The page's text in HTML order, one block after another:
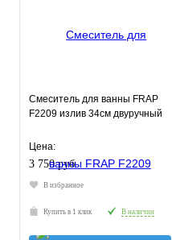
Смеситель для ванны FRAP
F2209 излив 34см двуручный
Цена:
3 750 руб.
В избранное
Купить в 1 клик В наличии